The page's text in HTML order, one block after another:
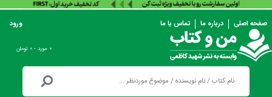
صفحه اصلی درباره ما تماس با ما ورود
۰ مورد - ۰ تومان